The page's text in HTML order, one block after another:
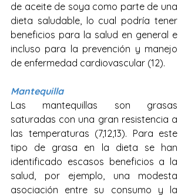
de aceite de soya como parte de una
dieta saludable, lo cual podría tener
beneficios para la salud en general e
incluso para la prevención y manejo
de enfermedad cardiovascular (12).
Mantequilla
Las mantequillas son grasas
saturadas con una gran resistencia a
las temperaturas (7,12,13). Para este
tipo de grasa en la dieta se han
identificado escasos beneficios a la
salud, por ejemplo, una modesta
asociación entre su consumo y la